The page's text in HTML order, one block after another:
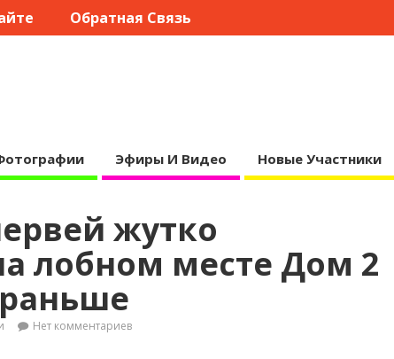
Обратная Связь
Эфиры И Видео Новые Участники
жутко
лобном месте Дом 2
Нет комментариев